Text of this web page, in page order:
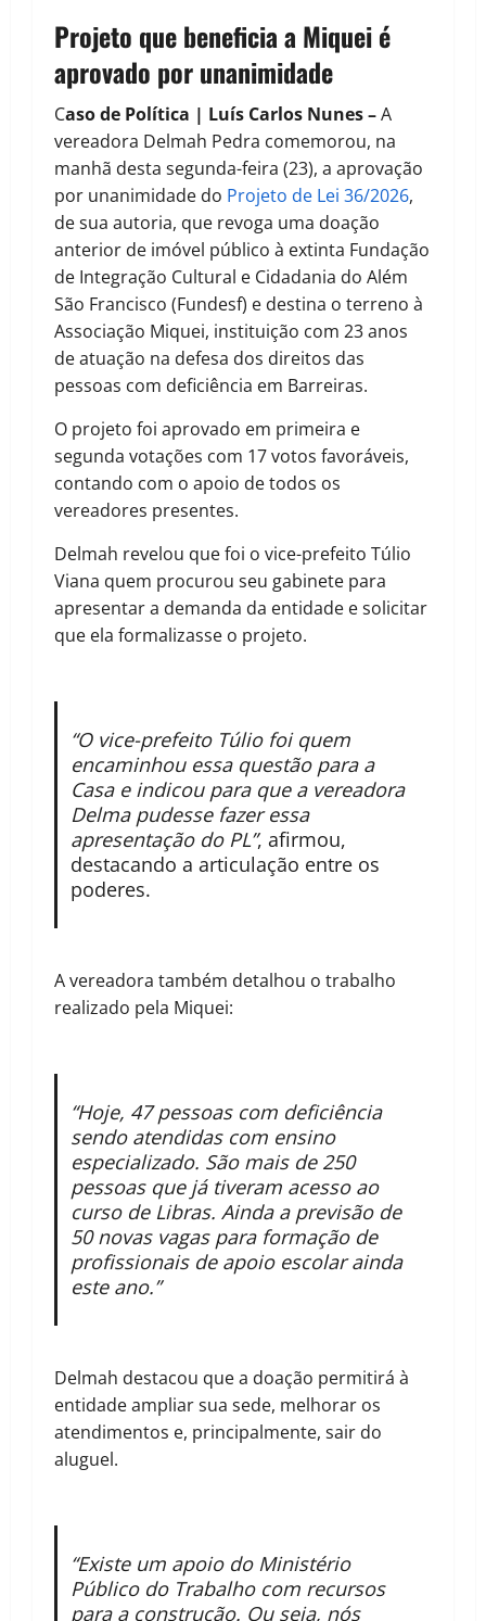
Projeto que beneficia a Miquei é
aprovado por unanimidade
Caso de Política | Luís Carlos Nunes –A
vereadora Delmah Pedra comemorou, na
manhã desta segunda-feira (23), a aprovação
por unanimidade do Projeto de Lei 36/2026,
de sua autoria, que revoga uma doação
anterior de imóvel público à extinta Fundação
de Integração Cultural e Cidadania do Além
São Francisco (Fundesf) e destina o terreno à
Associação Miquei, instituição com 23 anos
de atuação na defesa dos direitos das
pessoas com deficiência em Barreiras.
O projeto foi aprovado em primeira e
segunda votações com 17 votos favoráveis,
contando com o apoio de todos os
vereadores presentes.
Delmah revelou que foi o vice-prefeito Túlio
Viana quem procurou seu gabinete para
apresentar a demanda da entidade e solicitar
que ela formalizasse o projeto.
“O vice-prefeito Túlio foi quem
encaminhou essa questão para a
Casa e indicou para que a vereadora
Delma pudesse fazer essa
apresentação do PL”, afirmou,
destacando a articulação entre os
poderes.
A vereadora também detalhou o trabalho
realizado pela Miquei:
“Hoje, 47 pessoas com deficiência
sendo atendidas com ensino
especializado. São mais de 250
pessoas que já tiveram acesso ao
curso de Libras. Ainda a previsão de
50 novas vagas para formação de
profissionais de apoio escolar ainda
este ano.”
Delmah destacou que a doação permitirá à
entidade ampliar sua sede, melhorar os
atendimentos e, principalmente, sair do
aluguel.
“Existe um apoio do Ministério
Público do Trabalho com recursos
para a construção. Ou seja, nós